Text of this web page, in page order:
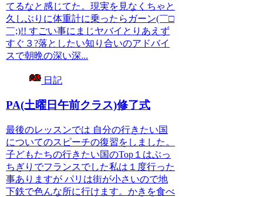
てるなと感じてた。現実を見なくちゃと
久しぶりに体重計に乗ったらガーン(￣□
￣;)!! すごい事にまじヤバイとりあえず
すぐ３?落としたい知り合いのアドバイ
スで朝晩の深い深...
日記
PA(土曜日午前クラス)修了式
最後のレッスンでは 自分の行きたい国
についてのスピーチの復習をしました。
子どもたちの行きたい国のTop１はぶっ
ちぎりでフランスでした私は１度行った
事ありますが パリは街が小さいので地
下鉄で色んな所に行けます。かきを食べ